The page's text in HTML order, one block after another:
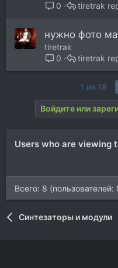
0
tiretrak
нужно фото
tiretrak
0
tiretrak
1 из 18
Войдите или
Users who are viewing
Всего: 8 (пользователей:
Синтезаторы и модули